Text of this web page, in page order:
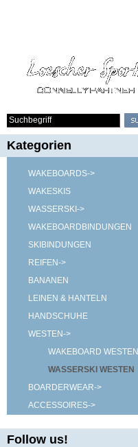
Kategorien
WAKEBOARDS->
WAKESKIS
WASSERSKI->
WAKEBOARDBINDUNGEN
SKIBINDUNGEN
REIFEN->
BANANEN
LEINEN & HANTELN
HANDSCHUHE
WESTEN->
WAKEBOARD WESTEN
WASSERSKI WESTEN
BOARDERWEAR->
ACCESSOIRES->
Follow us!